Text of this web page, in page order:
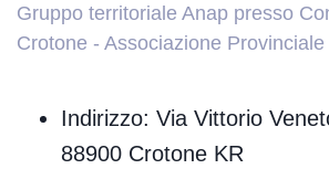
Gruppo territoriale Anap presso
Crotone - Associazione
Indirizzo: Via Vittorio
88900 Crotone KR